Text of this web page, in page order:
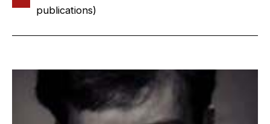
publications)